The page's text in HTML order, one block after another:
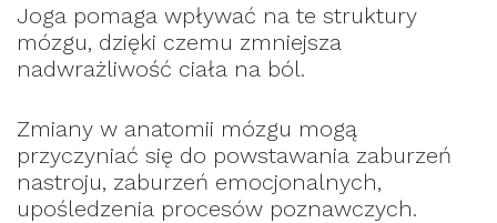
Joga pomaga wpływać na te struktury
mózgu, dzięki czemu zmniejsza
nadwrażliwość ciała na ból.
Zmiany w anatomii mózgu mogą
przyczyniać się do powstawania zaburzeń
nastroju, zaburzeń emocjonalnych,
upośledzenia procesów poznawczych.